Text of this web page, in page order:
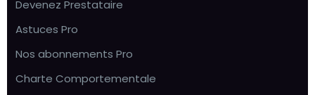
Devenez Prestataire
Astuces Pro
Nos abonnements Pro
Charte Comportementale